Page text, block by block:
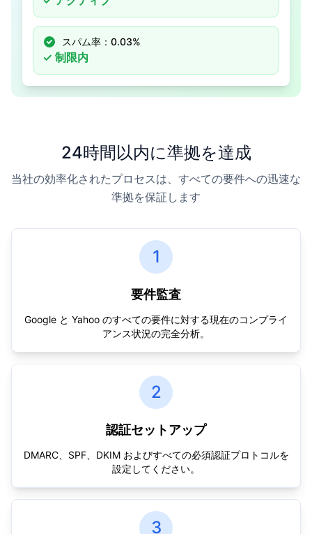
スパム率：0.03%
✓ 制限内
24時間以内に準拠を達成
当社の効率化されたプロセスは、すべての要件への迅速な
準拠を保証します
1
要件監査
Google と Yahoo のすべての要件に対する現在のコンプライ
アンス状況の完全分析。
2
認証セットアップ
DMARC、SPF、DKIM およびすべての必須認証プロトコルを
設定してください。
3